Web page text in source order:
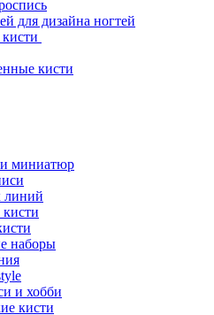
для дизайна ногтей
кисти
миниатюр
линий
наборы
и хобби
кисти